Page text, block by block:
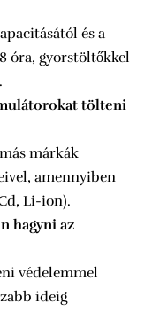
és a
óra, gyorstöltőkkel
tölteni
márkák
amennyiben
Li-ion).
hagyni az
védelemmel
ideig